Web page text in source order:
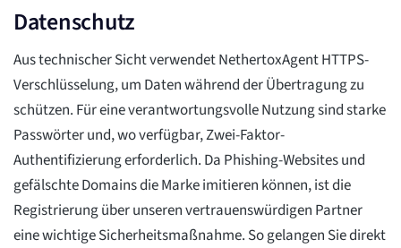
Datenschutz
Aus technischer Sicht verwendet NethertoxAgent HTTPS-
Verschlüsselung, um Daten während der Übertragung zu
schützen. Für eine verantwortungsvolle Nutzung sind starke
Passwörter und, wo verfügbar, Zwei-Faktor-
Authentifizierung erforderlich. Da Phishing-Websites und
gefälschte Domains die Marke imitieren können, ist die
Registrierung über unseren vertrauenswürdigen Partner
eine wichtige Sicherheitsmaßnahme. So gelangen Sie direkt